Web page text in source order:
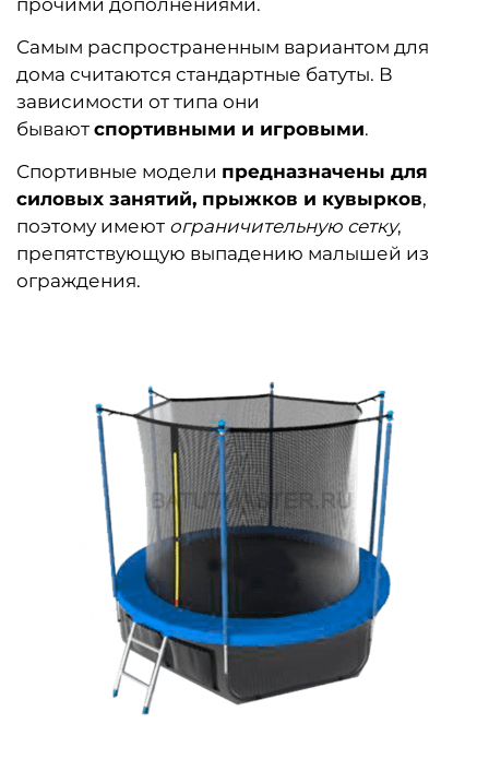
Самым распространенным вариантом для
дома считаются стандартные батуты. В
зависимости от типа они
бывают спортивными и игровыми.
Спортивные модели предназначены для
силовых занятий, прыжков и кувырков,
поэтому имеют ограничительную сетку,
препятствующую выпадению малышей из
ограждения.